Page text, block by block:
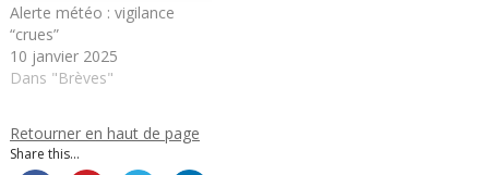
Alerte météo : vigilance
“crues”
10 janvier 2025
Dans "Brèves"
Retourner en haut de page
Share this...